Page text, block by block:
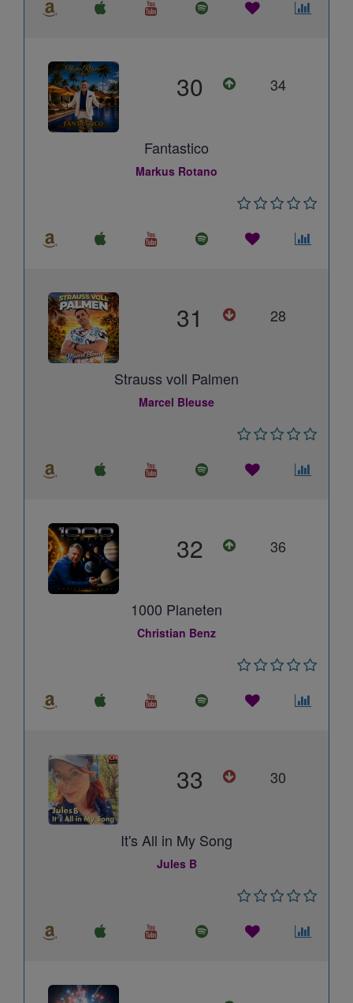
30 34
Fantastico
Markus Rotano
31 28
Strauss voll Palmen
Marcel Bleuse
32 36
1000 Planeten
Christian Benz
33 30
It's All in My Song
Jules B